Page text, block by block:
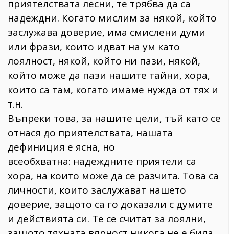
приятелствата лесни, те трябва да са
надеждни. Когато мислим за някой, който
заслужава доверие, има смислени думи
или фрази, които идват на ум като
лоялност, някой, който ни пази, някой,
който може да пази нашите тайни, хора,
които са там, когато имаме нужда от тях и
т.н.
Въпреки това, за нашите цели, тъй като се
отнася до приятелствата, нашата
дефиниция е ясна, но
всеобхватна: надеждните приятели са
хора, на които може да се разчита. Това са
личности, които заслужават нашето
доверие, защото са го доказали с думите
и действията си. Те се считат за лоялни,